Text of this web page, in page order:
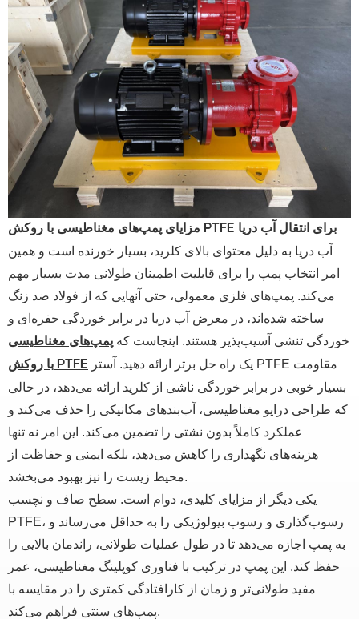
مزایای پمپ‌های مغناطیسی با روکش PTFE برای انتقال آب دریا
آب دریا به دلیل محتوای بالای کلرید، بسیار خورنده است و همین
امر انتخاب پمپ را برای قابلیت اطمینان طولانی مدت بسیار مهم
می‌کند. پمپ‌های فلزی معمولی، حتی آنهایی که از فولاد ضد زنگ
ساخته شده‌اند، در معرض آب دریا در برابر خوردگی حفره‌ای و
خوردگی تنشی آسیب‌پذیر هستند. اینجاست که پمپ‌های مغناطیسی
با روکش PTFE
بسیار خوبی در برابر خوردگی ناشی از کلرید ارائه می‌دهد، در حالی
که طراحی درایو مغناطیسی، آب‌بندهای مکانیکی را حذف می‌کند و
عملکرد کاملاً بدون نشتی را تضمین می‌کند. این امر نه تنها
هزینه‌های نگهداری را کاهش می‌دهد، بلکه ایمنی و حفاظت از
محیط زیست را نیز بهبود می‌بخشد.
یکی دیگر از مزایای کلیدی، دوام است. سطح صاف و نچسب
PTFE، رسوب‌گذاری و رسوب بیولوژیکی را به حداقل می‌رساند و
به پمپ اجازه می‌دهد تا در طول عملیات طولانی، راندمان بالایی را
حفظ کند. این پمپ در ترکیب با فناوری کوپلینگ مغناطیسی، عمر
مفید طولانی‌تر و زمان از کارافتادگی کمتری را در مقایسه با
پمپ‌های سنتی فراهم می‌کند.